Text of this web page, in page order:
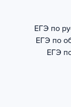
ЕГЭ по
ЕГЭ по
ЕГЭ